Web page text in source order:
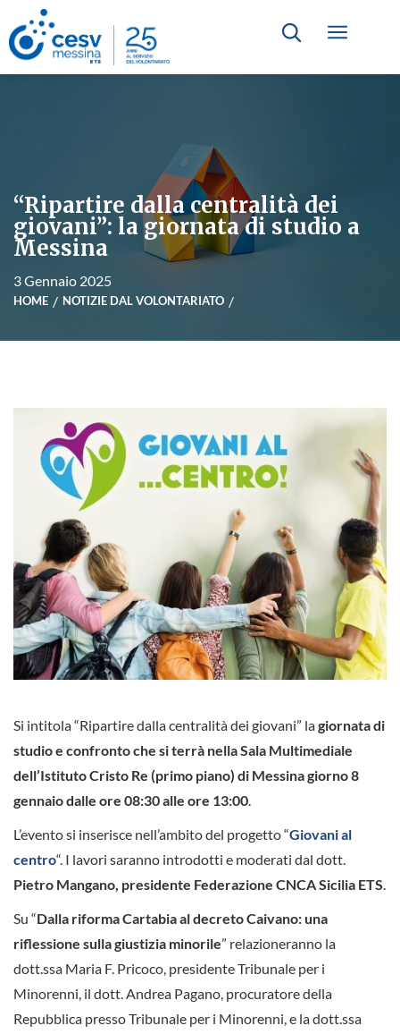
“Ripartire dalla centralità dei
giovani”: la giornata di studio a
Messina
3 Gennaio 2025
HOME NOTIZIE DAL VOLONTARIATO
Si intitola “Ripartire dalla centralità dei giovani” lagiornata di
studio e confronto che si terrà nella Sala Multimediale
dell’Istituto Cristo Re (primo piano) di Messina giorno 8
gennaio dalle ore 08:30 alle ore 13:00.
L’evento si inserisce nell’ambito del progetto “Giovani al
centro“. I lavori saranno introdotti e moderati dal dott.
Pietro Mangano, presidente Federazione CNCA Sicilia ETS.
Su “Dalla riforma Cartabia al decreto Caivano: una
riflessione sulla giustizia minorile” relazioneranno la
dott.ssa Maria F. Pricoco, presidente Tribunale per i
Minorenni, il dott. Andrea Pagano, procuratore della
Repubblica presso Tribunale per i Minorenni, e la dott.ssa